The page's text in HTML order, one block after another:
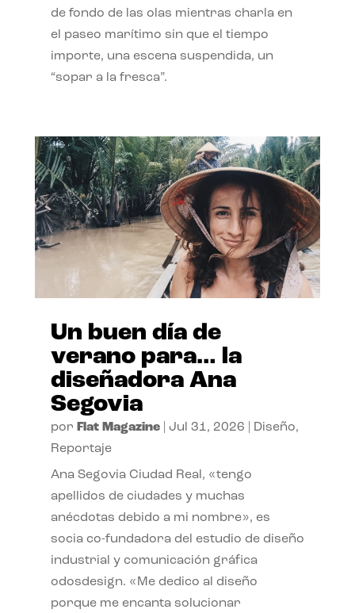
de fondo de las olas mientras charla en
el paseo marítimo sin que el tiempo
importe, una escena suspendida, un
“sopar a la fresca”.
Un buen día de
verano para… la
diseñadora Ana
Segovia
por Flat Magazine| Jul 31, 2026 Diseño,
Reportaje
Ana Segovia Ciudad Real, «tengo
apellidos de ciudades y muchas
anécdotas debido a mi nombre», es
socia co-fundadora del estudio de diseño
industrial y comunicación gráfica
odosdesign. «Me dedico al diseño
porque me encanta solucionar